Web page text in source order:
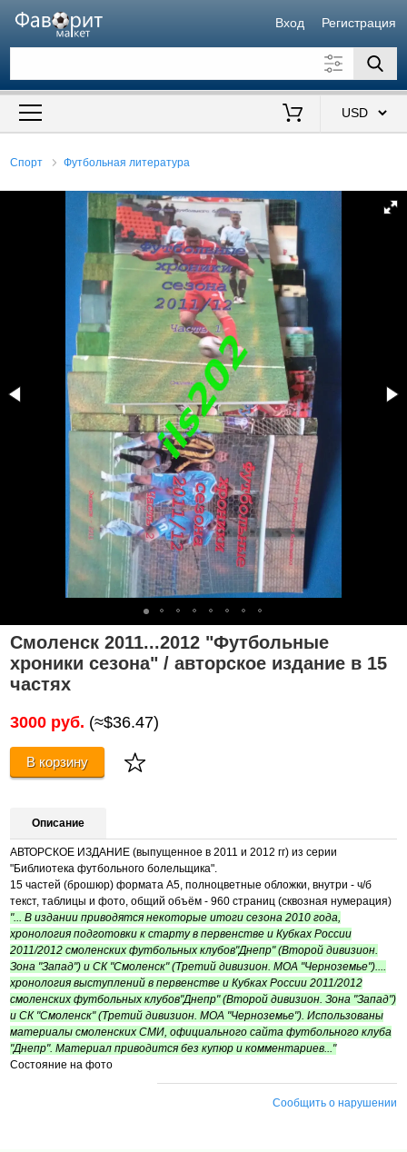
Вход Регистрация
Искать также в описании
Спорт Футбольная литература
Смоленск 2011...2012 "Футбольные
хроники сезона" / авторское издание в 15
частях
3000 руб. (≈$36.47)
В корзину
Описание
АВТОРСКОЕ ИЗДАНИЕ (выпущенное в 2011 и 2012 гг) из серии
"Библиотека футбольного болельщика".
15 частей (брошюр) формата А5, полноцветные обложки, внутри - ч/б
текст, таблицы и фото, общий объём - 960 страниц (сквозная нумерация)
"... В издании приводятся некоторые итоги сезона 2010 года,
хронология подготовки к старту в первенстве и Кубках России
2011/2012 смоленских футбольных клубов"Днепр" (Второй дивизион.
Зона "Запад") и СК "Смоленск" (Третий дивизион. МОА "Черноземье")....
хронология выступлений в первенстве и Кубках России 2011/2012
смоленских футбольных клубов"Днепр" (Второй дивизион. Зона "Запад")
и СК "Смоленск" (Третий дивизион. МОА "Черноземье"). Использованы
материалы смоленских СМИ, официального сайта футбольного клуба
"Днепр". Материал приводится без купюр и комментариев..."
Состояние на фото
Сообщить о нарушении